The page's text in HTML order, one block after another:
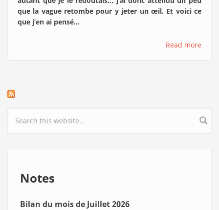
que la vague retombe pour y jeter un œil. Et voici ce
que j’en ai pensé…
Read more
Search form
Notes
Bilan du mois de Juillet 2026